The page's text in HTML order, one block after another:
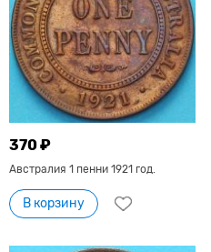
370 ₽
Австралия 1 пенни 1921 год.
В корзину